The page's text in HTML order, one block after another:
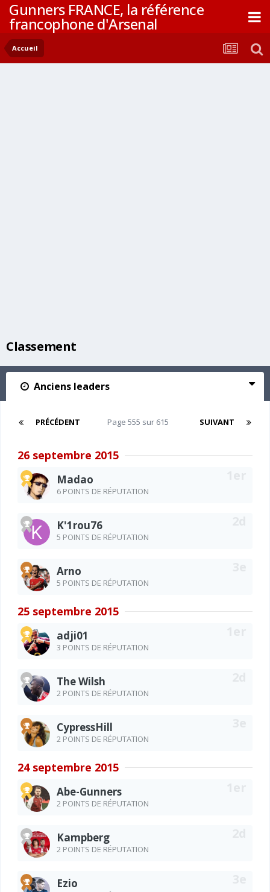
Gunners FRANCE, la référence
francophone d'Arsenal
Accueil
Classement
Anciens leaders
PRÉCÉDENT SUIVANT
Page 555 sur 615
26 septembre 2015
Madao
6 POINTS DE RÉPUTATION
K'1rou76
5 POINTS DE RÉPUTATION
Arno
5 POINTS DE RÉPUTATION
25 septembre 2015
adji01
3 POINTS DE RÉPUTATION
The Wilsh
2 POINTS DE RÉPUTATION
CypressHill
2 POINTS DE RÉPUTATION
24 septembre 2015
Abe-Gunners
2 POINTS DE RÉPUTATION
Kampberg
2 POINTS DE RÉPUTATION
Ezio